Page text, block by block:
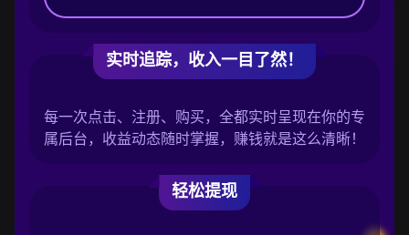
实时追踪，收入一目了然！
每一次点击、注册、购买，全都实时呈现在你的专
属后台，收益动态随时掌握，赚钱就是这么清晰！
轻松提现